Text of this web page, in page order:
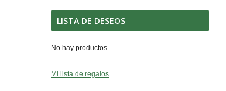
LISTA DE DESEOS
No hay productos
Mi lista de regalos